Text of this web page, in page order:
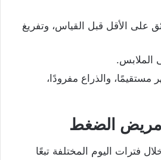
على الأقل قبل القياس، وتفريغ
الملابس.
والذراع مفرودًا،
الضغط
فترات اليوم المختلفة تبعًا